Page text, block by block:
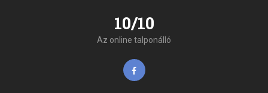
10/10
Az online talponálló